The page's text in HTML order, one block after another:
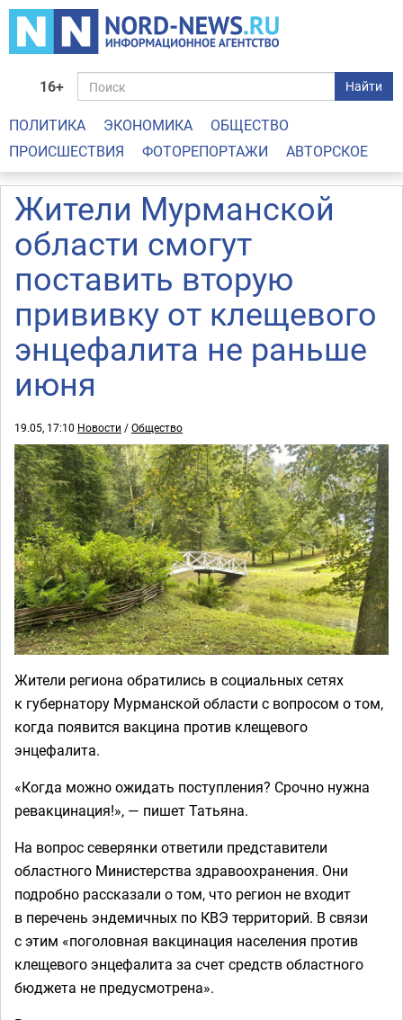
16+ Найти
ПОЛИТИКА ЭКОНОМИКА
ОБЩЕСТВО
ПРОИСШЕСТВИЯ
ФОТОРЕПОРТАЖИ АВТОРСКОЕ
Жители Мурманской
области смогут
поставить вторую
прививку от клещевого
энцефалита не раньше
июня
19.05, 17:10 Новости /Общество
Жители региона обратились в социальных сетях
к губернатору Мурманской области с вопросом о том,
когда появится вакцина против клещевого
энцефалита.
«Когда можно ожидать поступления? Срочно нужна
ревакцинация!», — пишет Татьяна.
На вопрос северянки ответили представители
областного Министерства здравоохранения. Они
подробно рассказали о том, что регион не входит
в перечень эндемичных по КВЭ территорий. В связи
с этим «поголовная вакцинация населения против
клещевого энцефалита за счет средств областного
бюджета не предусмотрена».